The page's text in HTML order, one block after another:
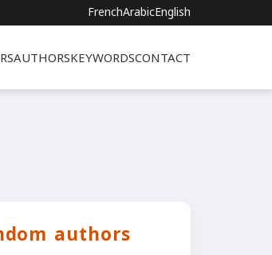
FrenchArabicEnglish
AUTHORSKEYWORDSCONTACT
authors